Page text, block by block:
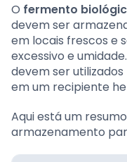
O fermento
devem ser
em locais frescos e
excessivo e
devem ser
em um recipiente
Aqui está um
armazenamento